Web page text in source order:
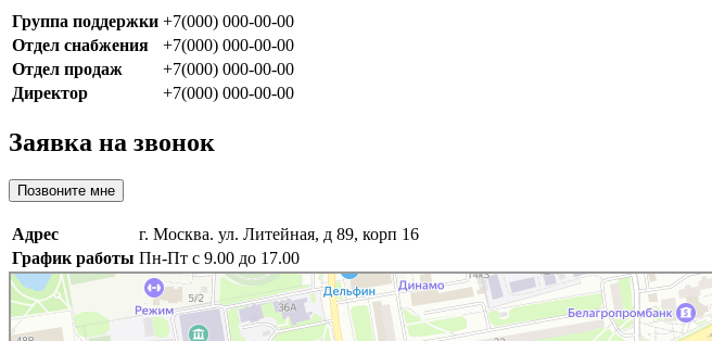
Группа поддержки +7(000) 000-00-00
Отдел снабжения
+7(000) 000-00-00
Отдел продаж
+7(000) 000-00-00
Директор
+7(000) 000-00-00
Заявка на звонок
Позвоните мне
Адрес
г. Москва. ул. Литейная, д 89, корп 16
График работы Пн-Пт с 9.00 до 17.00